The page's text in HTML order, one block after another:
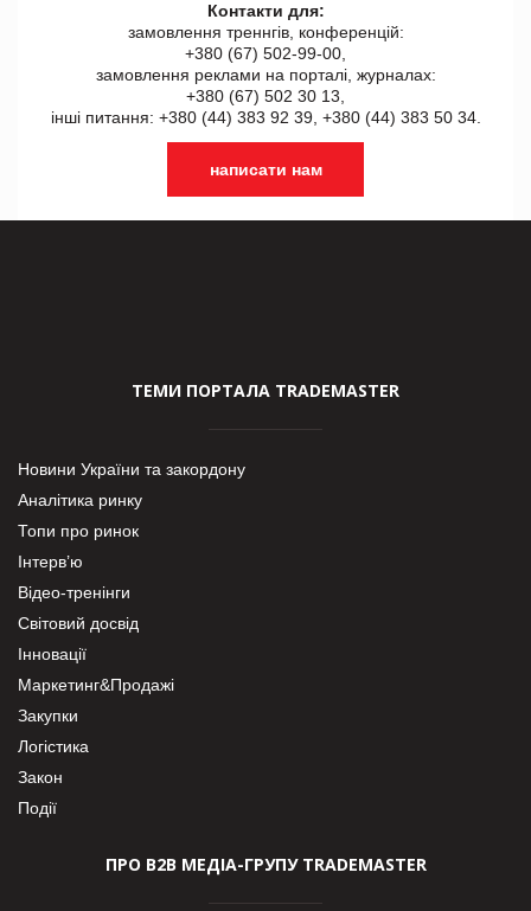
Контакти для:
замовлення треннгів, конференцій:
+380 (67) 502-99-00,
замовлення реклами на порталі, журналах:
+380 (67) 502 30 13,
інші питання: +380 (44) 383 92 39, +380 (44) 383 50 34.
написати нам
ТЕМИ ПОРТАЛА TRADEMASTER
Новини України та закордону
Аналітика ринку
Топи про ринок
Інтерв’ю
Відео-тренінги
Світовий досвід
Інновації
Маркетинг&Продажі
Закупки
Логістика
Закон
Події
ПРО В2В МЕДІА-ГРУПУ TRADEMASTER